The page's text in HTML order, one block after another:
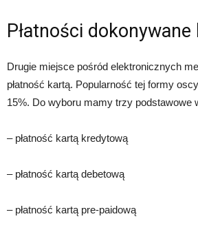
Płatności
Drugie miejsce pośród elektronicznych
płatność kartą. Popularność tej formy
15%. Do wyboru mamy trzy podstawowe
– płatność kartą kredytową
– płatność kartą debetową
– płatność kartą pre-paidową